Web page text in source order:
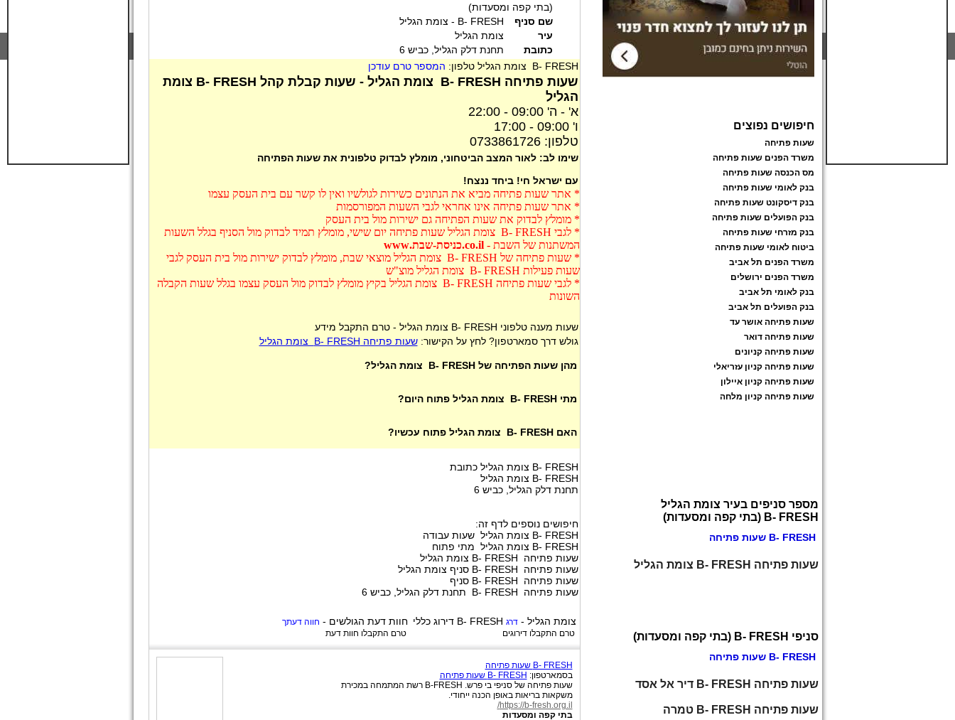
(בתי קפה ומסעדות)
שם סניף
B- FRESH - צומת הגליל
עיר
צומת הגליל
כתובת
תחנת דלק הגליל, כביש 6
B- FRESH צומת הגליל טלפון:
המספר טרם עודכן
שעות פתיחה B- FRESH צומת הגליל - שעות קבלת קהל B- FRESH צומת
הגליל
א' - ה' 09:00 - 22:00
ו' 09:00 - 17:00
טלפון: 0733861726
שימו לב: לאור המצב הביטחוני, מומלץ לבדוק טלפונית את שעות הפתיחה
עם ישראל חי! ביחד ננצח!
* אתר שעות פתיחה מביא את הנתונים כשירות לגולשיו ואין לו קשר עם בית העסק עצמו
* אתר שעות פתיחה אינו אחראי לגבי השעות המפורסמות
* מומלץ לבדוק את שעות הפתיחה גם ישירות מול בית העסק
* לגבי B- FRESH צומת הגליל שעות פתיחה יום שישי, מומלץ תמיד לבדוק מול הסניף בגלל השעות
המשתנות של השבת -co.il.כניסת-שבת.www
* שעות פתיחה של B- FRESH צומת הגליל מוצאי שבת, מומלץ לבדוק ישירות מול בית העסק לגבי
שעות פעילות B- FRESH צומת הגליל מוצ"ש
* לגבי שעות פתיחה B- FRESH צומת הגליל בקיץ מומלץ לבדוק מול העסק עצמו בגלל שעות הקבלה
השונות
שעות מענה טלפוני B- FRESH צומת הגליל - טרם התקבל מידע
גולש דרך סמארטפון? לחץ על הקישור:שעות פתיחה B- FRESH צומת הגליל
מהן שעות הפתיחה של B- FRESH צומת הגליל?
מתי B- FRESH צומת הגליל פתוח היום?
האם B- FRESH צומת הגליל פתוח עכשיו?
B- FRESH צומת הגליל כתובת
B- FRESH צומת הגליל
תחנת דלק הגליל, כביש 6
חיפושים נוספים לדף זה:
B- FRESH צומת הגליל שעות עבודה
B- FRESH צומת הגליל מתי פתוח
שעות פתיחה B- FRESH צומת הגליל
שעות פתיחה B- FRESH סניף צומת הגליל
שעות פתיחה B- FRESH סניף
שעות פתיחה B- FRESH תחנת דלק הגליל, כביש 6
חוות דעת הגולשים - חווה דעתך
טרם התקבלו חוות דעת
דירוג כללי B- FRESH צומת הגליל -דרג
טרם התקבלו דירוגים
B- FRESH שעות פתיחה
בסמארטפון: B- FRESH שעות פתיחה
שעות פתיחה של סניפי בי פרש. B-FRESH רשת המתמחה במכירת
משקאות בריאות באופן הכנה ייחודי.
https://b-fresh.org.il/
בתי קפה ומסעדות
חיפושים נפוצים
שעות פתיחה
משרד הפנים שעות פתיחה
מס הכנסה שעות פתיחה
בנק לאומי שעות פתיחה
בנק דיסקונט שעות פתיחה
בנק הפועלים שעות פתיחה
בנק מזרחי שעות פתיחה
ביטוח לאומי שעות פתיחה
משרד הפנים תל אביב
משרד הפנים ירושלים
בנק לאומי תל אביב
בנק הפועלים תל אביב
שעות פתיחה אושר עד
שעות פתיחה דואר
שעות פתיחה קניונים
שעות פתיחה קניון עזריאלי
שעות פתיחה קניון איילון
שעות פתיחה קניון מלחה
מספר סניפים בעיר צומת הגליל
B- FRESH (בתי קפה ומסעדות)
B- FRESH שעות פתיחה
שעות פתיחה B- FRESH צומת הגליל
סניפי B- FRESH (בתי קפה ומסעדות)
B- FRESH שעות פתיחה
שעות פתיחה B- FRESH דיר אל אסד
שעות פתיחה B- FRESH טמרה